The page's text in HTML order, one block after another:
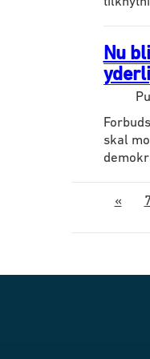
Nu
skal
« 7